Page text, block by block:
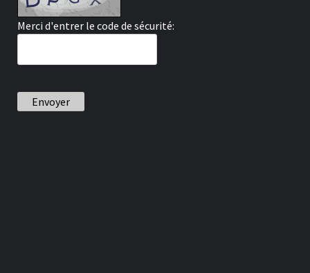
Merci d'entrer le code de sécurité:
Envoyer